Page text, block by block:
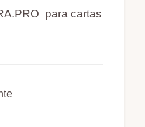
para cartas